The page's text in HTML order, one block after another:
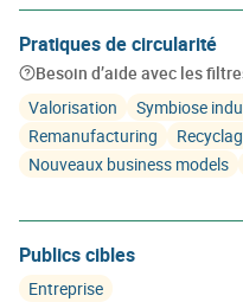
Pratiques de circularité
Besoin d’aide avec les
Valorisation
Symbiose
Remanufacturing
Nouveaux business models
Publics cibles
Entreprise